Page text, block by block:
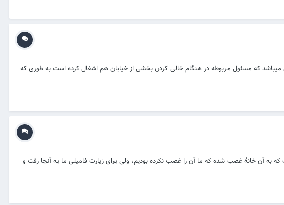
که مسئول مربوطه در هنگام خالی کردن بخشی از خیابان هم اشغال کرده است به طوری که
أجرة المثل خانهٔ غصبی استفاده شده را می توانیم از یکی این دو طریق زیر محاسبه کنیم: مثلا 15 سال است که به آن خانهٔ غصب شده که ما آن را غصب نکرده بودیم، ولی برای زیارت فامیلی ما به آنجا رفت و